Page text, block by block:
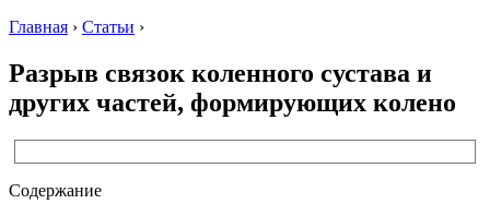
Главная › Статьи ›
Разрыв связок коленного сустава и
других частей, формирующих колено
Содержание